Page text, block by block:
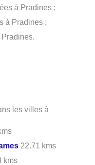
à Pradines ;
à Pradines ;
les villes à
22.71 kms
kms